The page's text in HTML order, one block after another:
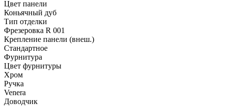
Цвет панели
Коньячный дуб
Тип отделки
Фрезеровка R 001
Крепление панели (внеш.)
Стандартное
Фурнитура
Цвет фурнитуры
Хром
Ручка
Venera
Доводчик